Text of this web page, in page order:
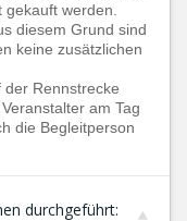
werden.
diesem Grund sind
keine zusätzlichen
der Rennstrecke
am Tag
die Begleitperson
durchgeführt: